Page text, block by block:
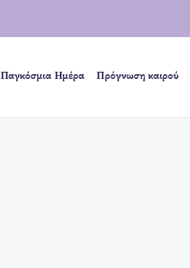
Παγκόσμια Ημέρα Πρόγνωση καιρού